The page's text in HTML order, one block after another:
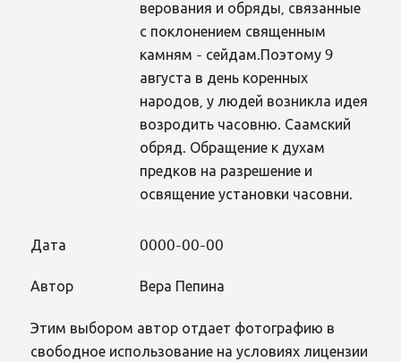
верования и обряды, связанные
с поклонением священным
камням - сейдам.Поэтому 9
августа в день коренных
народов, у людей возникла идея
возродить часовню. Саамский
обряд. Обращение к духам
предков на разрешение и
освящение установки часовни.
Дата 0000-00-00
Автор Вера Пепина
Этим выбором автор отдает фотографию в
свободное использование на условиях лицензии